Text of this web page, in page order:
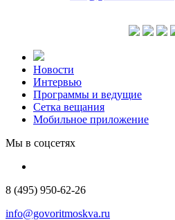
Новости
Интервью
Программы и ведущие
Сетка вещания
Мобильное приложение
Мы в соцсетях
8 (495) 950-62-26
info@govoritmoskva.ru